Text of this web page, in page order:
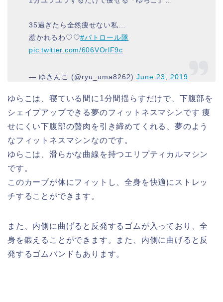
35過ぎたら全然痩せない私…
惹かれるわ♡♡#パトロール隊
pic.twitter.com/606VOrlF9c
— ゆきんこ (@ryu_uma8262)June 23, 2019
ゆらこは、寝ている間に1分間揺らすだけで、下腹部を
シェイプアップできる夢のフィットネスマシンです 痩
せにくい下腹部の贅肉を引き締めてくれる、夢のよう
なフィットネスマシンなのです。
ゆらこは、滑らかな曲線を持つエリプティカルマシン
です。
このカーブが体にフィットし、全身を快適にストレッ
チすることができます。
また、内側に曲げると反発するゴムが入っており、全
身を鍛えることができます。また、内側に曲げると反
発するゴムバンドもあります。